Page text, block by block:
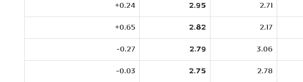
2.71
2.95
0.24+
2.17
2.82
0.65+
3.06
2.79
0.27-
2.78
2.75
0.03-